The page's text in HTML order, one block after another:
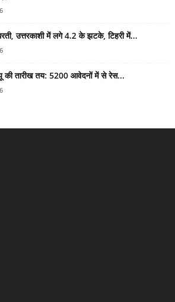
उत्तरकाशी में लगे 4.2 के झटके, टिहरी में...
की तारीख तय: 5200 आवेदनों में से रेस...